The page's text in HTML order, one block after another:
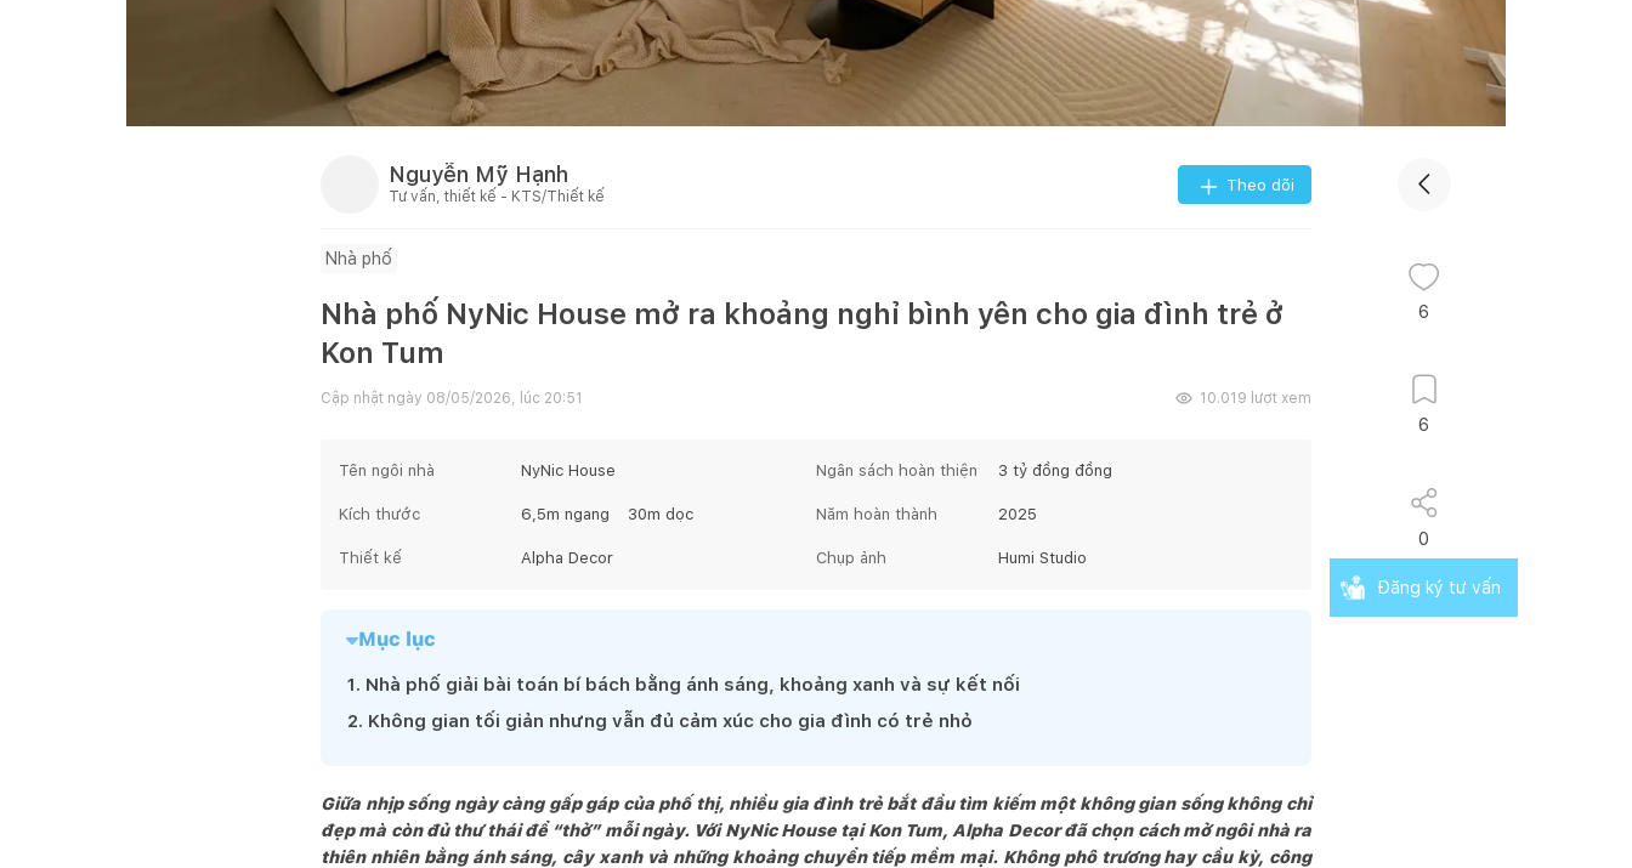
Nguyễn Mỹ Hạnh
Tư vấn, thiết kế - KTS/Thiết kế
Theo dõi
Nhà phố
Nhà phố NyNic House mở ra khoảng nghỉ bình yên cho gia đình trẻ ở
Kon Tum
Cập nhật ngày 08/05/2026, lúc 20:51 10.019 lượt xem
Tên ngôi nhà NyNic House Ngân sách hoàn thiện 3 tỷ đồng đồng
Kích thước 6,5m ngang 30m dọc Năm hoàn thành 2025
Thiết kế Alpha Decor Chụp ảnh Humi Studio
Mục lục
1. Nhà phố giải bài toán bí bách bằng ánh sáng, khoảng xanh và sự kết nối
2. Không gian tối giản nhưng vẫn đủ cảm xúc cho gia đình có trẻ nhỏ
Giữa nhịp sống ngày càng gấp gáp của phố thị, nhiều gia đình trẻ bắt đầu tìm kiếm một không gian sống không chỉ
đẹp mà còn đủ thư thái để “thở” mỗi ngày. Với NyNic House tại Kon Tum, Alpha Decor đã chọn cách mở ngôi nhà ra
thiên nhiên bằng ánh sáng, cây xanh và những khoảng chuyển tiếp mềm mại. Không phô trương hay cầu kỳ, công
6
6
0
Đăng ký tư vấn